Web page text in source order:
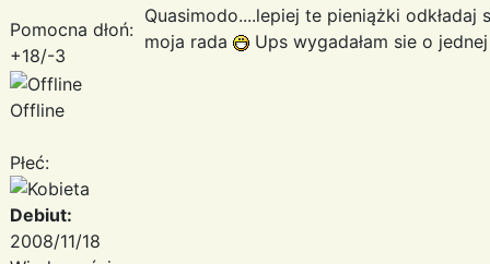
Pomocna dłoń:
+18/-3
Offline
Płeć:
Debiut:
2008/11/18
Quasimodo....lepiej te pieniążki odkładaj
moja rada
Ups wygadałam sie o